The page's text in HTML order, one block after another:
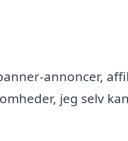
annoncer,
jeg selv